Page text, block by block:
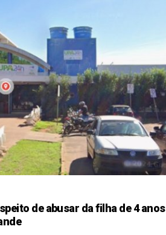
de abusar da filha de 4 anos